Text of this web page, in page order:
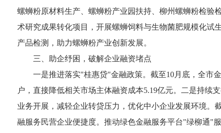
螺蛳粉原材料生产、螺蛳粉产业园扶持、柳州螺蛳粉检验
术研究成果转化项目，开展螺蛳饲料与生物菌肥规模化试
产品检测，助力螺蛳粉产业创新发展。
三、助企纾困，破解企业融资堵点
一是推进落实"桂惠贷"金融政策。截至10月底，全市
户，直接降低相关市场主体融资成本5.19亿元。
二是持续
业务开展，减轻企业转贷压力，优化中小企业发展环境。
融服务民营企业便捷度。推动绿色金融服务平台"绿柳通"